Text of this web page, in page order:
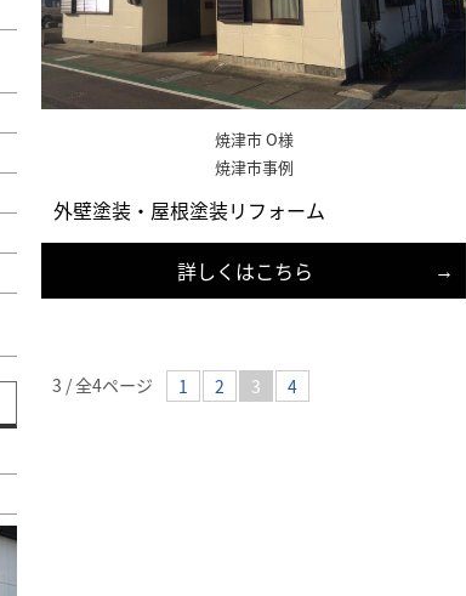
焼津市 O様
焼津市事例
外壁塗装・屋根塗装リフォーム
詳しくはこちら
3 / 全4ページ 1 2 3 4